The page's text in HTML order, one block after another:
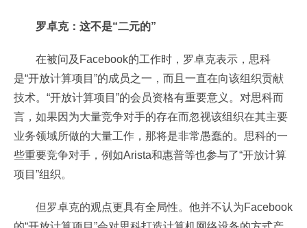
罗卓克：这不是“二元的”
在被问及Facebook的工作时，罗卓克表示，思科
是“开放计算项目”的成员之一，而且一直在向该组织贡献
技术。“开放计算项目”的会员资格有重要意义。对思科而
言，如果因为大量竞争对手的存在而忽视该组织在其主要
业务领域所做的大量工作，那将是非常愚蠢的。思科的一
些重要竞争对手，例如Arista和惠普等也参与了“开放计算
项目”组织。
但罗卓克的观点更具有全局性。他并不认为Facebook